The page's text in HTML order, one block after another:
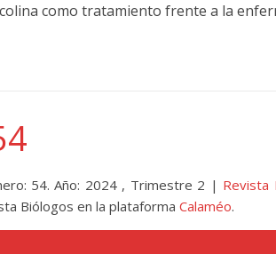
como tratamiento frente a la
54. Año: 2024 , Trimestre 2 | Revista
Biólogos en la plataforma Calaméo.